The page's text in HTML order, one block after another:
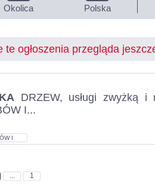
Okolica Polska
te ogłoszenia przegląda
DRZEW, usługi zwyżką i
I...
I
... 1